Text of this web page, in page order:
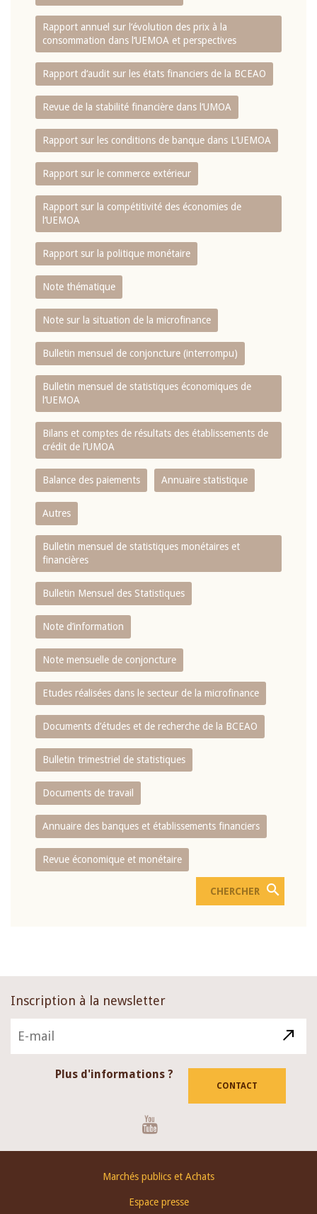
Rapport annuel sur l‘évolution des prix à la
consommation dans l‘UEMOA et perspectives
Rapport d‘audit sur les états financiers de la BCEAO
Revue de la stabilité financière dans l‘UMOA
Rapport sur les conditions de banque dans L‘UEMOA
Rapport sur le commerce extérieur
Rapport sur la compétitivité des économies de
l‘UEMOA
Rapport sur la politique monétaire
Note thématique
Note sur la situation de la microfinance
Bulletin mensuel de conjoncture (interrompu)
Bulletin mensuel de statistiques économiques de
l‘UEMOA
Bilans et comptes de résultats des établissements de
crédit de l‘UMOA
Balance des paiements Annuaire statistique
Autres
Bulletin mensuel de statistiques monétaires et
financières
Bulletin Mensuel des Statistiques
Note d’information
Note mensuelle de conjoncture
Etudes réalisées dans le secteur de la microfinance
Documents d’études et de recherche de la BCEAO
Bulletin trimestriel de statistiques
Documents de travail
Annuaire des banques et établissements financiers
Revue économique et monétaire
Inscription à la newsletter
Plus d'informations ?
CONTACT
Marchés publics et Achats
Espace presse